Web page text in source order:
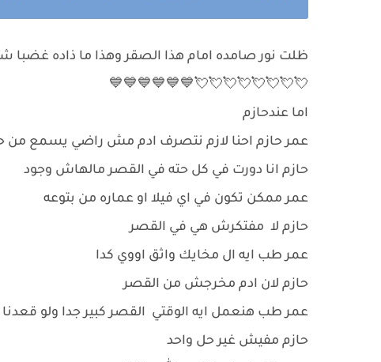
ظلت نور صامده امام هذا الصقر وهذا ما ذاده غضبا
💘💘💘💘💘💘💘💘💙💙💙💙💙💙
اما عندحازم
عمر حازم احنا لازم نتصرف ادم مش راضي يسمع من
حازم انا دورت في كل حته في القصر مالهاش وجود
عمر ممكن تكون في اي فيلا او عماره من بتوعه
حازم لا مفتكرش هي في القصر
عمر طب ايه ال مخايك واثق اووي كدا
حازم لان ادم مخرجش من القصر
عمر طب هنعمل ايه الوقتي القصر كبير جدا ولو
حازم مفيش غير حل واحد